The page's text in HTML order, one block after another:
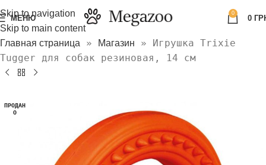
Skip to navigation
Skip to main content
МЕНЮ
0
0
Главная страница » Магазин » Игрушка Trixie
Tugger для собак резиновая, 14 см
ПРОДАН
О